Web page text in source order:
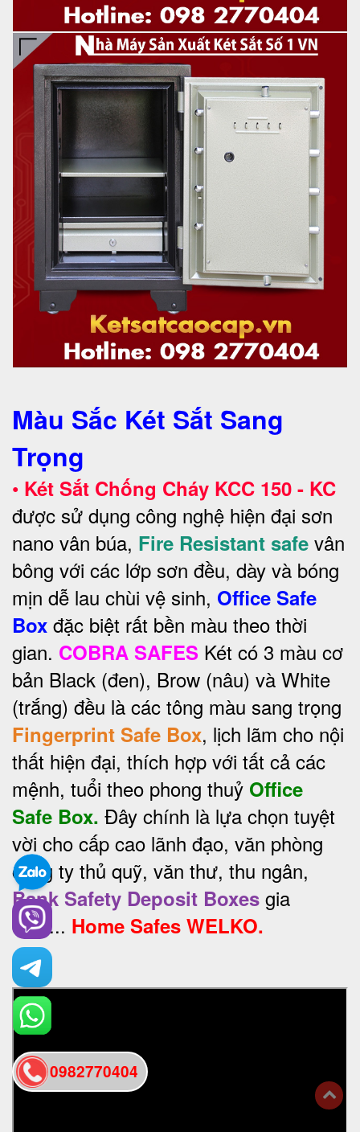
Màu Sắc Két Sắt Sang
Trọng
• Két Sắt Chống Cháy KCC 150 - KC
được sử dụng công nghệ hiện đại sơn
nano vân búa, Fire Resistant safe vân
bông với các lớp sơn đều, dày và bóng
mịn dễ lau chùi vệ sinh, Office Safe
Box đặc biệt rất bền màu theo thời
gian. COBRA SAFES Két có 3 màu cơ
bản Black (đen), Brow (nâu) và White
(trắng) đều là các tông màu sang trọng
Fingerprint Safe Box, lịch lãm cho nội
thất hiện đại, thích hợp với tất cả các
mệnh, tuổi theo phong thuỷ Office
Safe Box. Đây chính là lựa chọn tuyệt
vời cho cấp cao lãnh đạo, văn phòng
công ty thủ quỹ, văn thư, thu ngân,
Bank Safety Deposit Boxes gia
đình... Home Safes WELKO.
0982770404